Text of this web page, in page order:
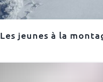
Les jeunes à la